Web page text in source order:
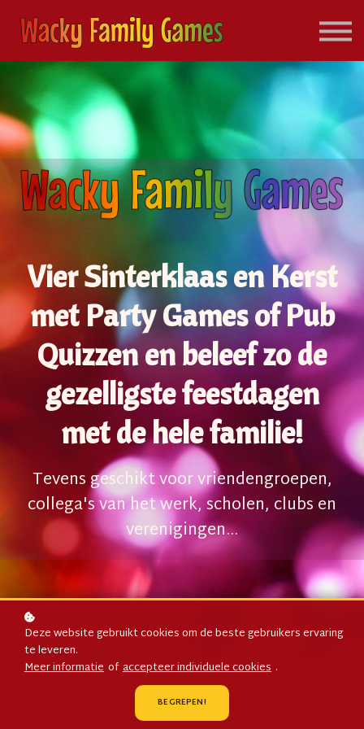
FAQ
CONTACT
INLOGGEN
REGISTREER
Vier Sinterklaas en Kerst
met Party Games of Pub
Quizzen en beleef zo de
gezelligste feestdagen
met de hele familie!
Tevens geschikt voor vriendengroepen,
collega's van het werk, scholen, clubs en
verenigingen...
Deze website gebruikt cookies om de beste gebruikers ervaring
te leveren.
Meer informatie of accepteer individuele cookies .
BEGREPEN!